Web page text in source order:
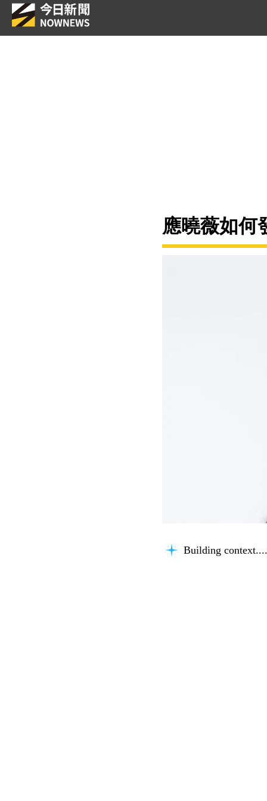
應曉薇如何
Building context...